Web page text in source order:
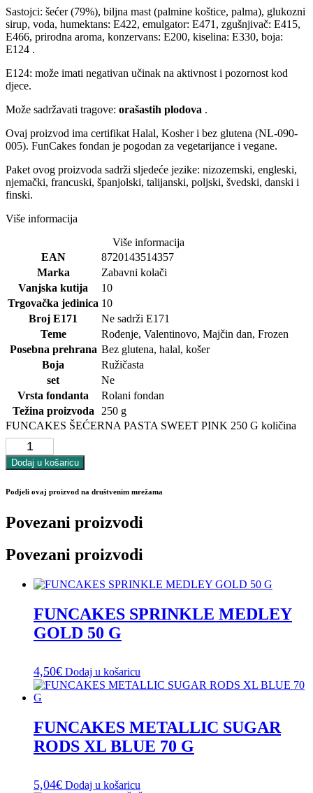
Sastojci: šećer (79%), biljna mast (palmine koštice, palma), glukozni
sirup, voda, humektans: E422, emulgator: E471, zgušnjivač: E415,
E466, prirodna aroma, konzervans: E200, kiselina: E330, boja:
E124 .
E124: može imati negativan učinak na aktivnost i pozornost kod
djece.
Može sadržavati tragove: orašastih plodova .
Ovaj proizvod ima certifikat Halal, Kosher i bez glutena (NL-090-
005). FunCakes fondan je pogodan za vegetarijance i vegane.
Paket ovog proizvoda sadrži sljedeće jezike: nizozemski, engleski,
njemački, francuski, španjolski, talijanski, poljski, švedski, danski i
finski.
Više informacija
Više informacija
EAN
8720143514357
Marka
Zabavni kolači
Vanjska kutija
10
Trgovačka jedinica 10
Broj E171
Ne sadrži E171
Teme
Rođenje, Valentinovo, Majčin dan, Frozen
Posebna prehrana Bez glutena, halal, košer
Boja
Ružičasta
set
Ne
Vrsta fondanta
Rolani fondan
Težina proizvoda
250 g
FUNCAKES ŠEĆERNA PASTA SWEET PINK 250 G količina
Dodaj u košaricu
Podjeli ovaj proizvod na društvenim mrežama
Povezani proizvodi
Povezani proizvodi
FUNCAKES SPRINKLE MEDLEY
GOLD 50 G
4,50€ Dodaj u košaricu
FUNCAKES METALLIC SUGAR
RODS XL BLUE 70 G
5,04€ Dodaj u košaricu